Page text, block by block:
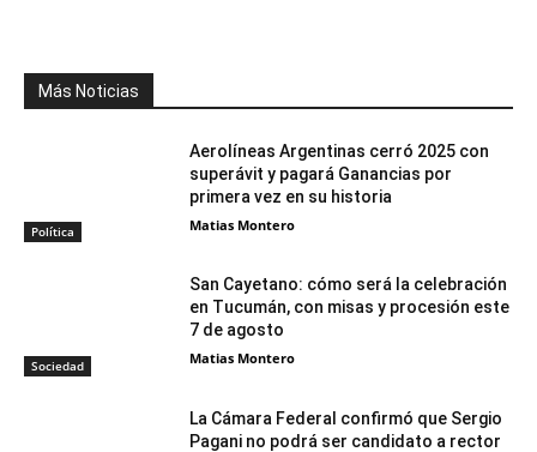
Más Noticias
Política
Aerolíneas Argentinas cerró 2025 con
superávit y pagará Ganancias por
primera vez en su historia
Matias Montero
Sociedad
San Cayetano: cómo será la celebración
en Tucumán, con misas y procesión este
7 de agosto
Matias Montero
La Cámara Federal confirmó que Sergio
Pagani no podrá ser candidato a rector